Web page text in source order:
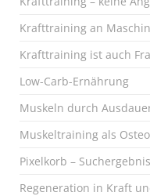
Krafttraining an
Krafttraining ist auch
Low-Carb-Ernährung
Muskeln durch
Muskeltraining als
Pixelkorb –
Regeneration in Kraft